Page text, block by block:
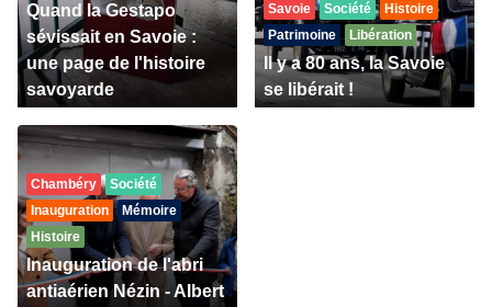
Quand la Gestapo
sévissait en Savoie :
une page de l'histoire
savoyarde
Savoie Société
Histoire
Patrimoine
Libération
Il y a 80 ans, la Savoie
se libérait !
Chambéry
Société
Inauguration
Mémoire
Histoire
Inauguration de l'abri
antiaérien Nézin - Albert